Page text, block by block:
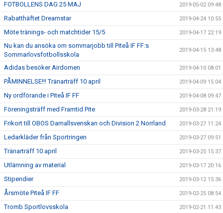
FOTBOLLENS DAG 25 MAJ 2019-05-02 09:48
Rabatthäftet Dreamstar 2019-04-24 10:55
Möte tränings- och matchtider 15/5 2019-04-17 22:19
Nu kan du ansöka om sommarjobb till Piteå IF FF:s
Sommarlovsfotbollsskola
2019-04-15 13:48
Adidas besöker Airdomen 2019-04-10 08:01
PÅMINNELSE!!! Tränarträff 10 april 2019-04-09 15:04
Ny ordförande i Piteå IF FF 2019-04-08 09:47
Föreningsträff med Framtid Pite 2019-03-28 21:19
Frikort till OBOS Damallsvenskan och Division 2 Norrland 2019-03-27 11:24
Ledarkläder från Sportringen 2019-03-27 09:51
Tränarträff 10 april 2019-03-25 15:37
Utlämning av material 2019-03-17 20:16
Stipendier 2019-03-12 15:36
Årsmöte Piteå IF FF 2019-02-25 08:54
Tromb Sportlovsskola 2019-02-21 11:43